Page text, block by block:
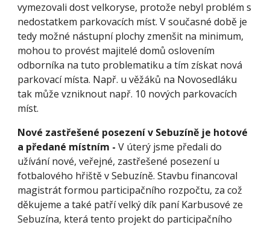
vymezovali dost velkoryse, protože nebyl problém s
nedostatkem parkovacích míst. V současné době je
tedy možné nástupní plochy zmenšit na minimum,
mohou to provést majitelé domů oslovením
odborníka na tuto problematiku a tím získat nová
parkovací místa. Např. u věžáků na Novosedláku
tak může vzniknout např. 10 nových parkovacích
míst.
Nové zastřešené posezení v Sebuzíně je hotové
a předané místním - V úterý jsme předali do
užívání nové, veřejné, zastřešené posezení u
fotbalového hřiště v Sebuzíně. Stavbu financoval
magistrát formou participačního rozpočtu, za což
děkujeme a také patří velký dík paní Karbusové ze
Sebuzína, která tento projekt do participačního